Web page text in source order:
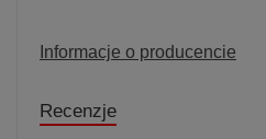
Informacje o producencie
Recenzje